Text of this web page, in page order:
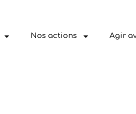
Nos actions Agir